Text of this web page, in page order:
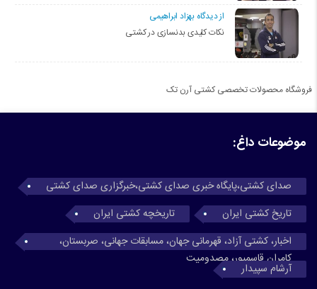
از دیدگاه بهزاد ابراهیمی
نکات کلیدی بدنسازی در کشتی
فروشگاه محصولات تخصصی کشتی آرن تک
موضوعات داغ:
صدای کشتی،پایگاه خبری صدای کشتی،خبرگزاری صدای کشتی
تاریخ کشتی ایران
تاریخچه کشتی ایران
اخبار، کشتی آزاد، قهرمانی جهان، مسابقات جهانی، صربستان،
کامران قاسمپور، مصدومیت
آرشام سپیدار